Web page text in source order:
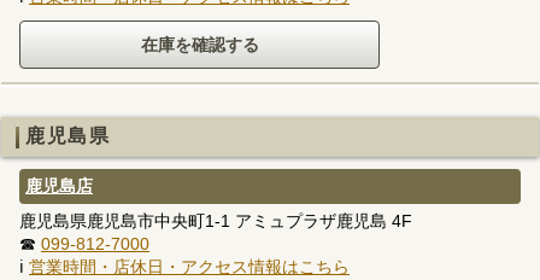
鹿児島県
鹿児島店
鹿児島県鹿児島市中央町1-1 アミュプラザ鹿児島 4F
☎ 099-812-7000
ℹ 営業時間・店休日・アクセス情報はこちら